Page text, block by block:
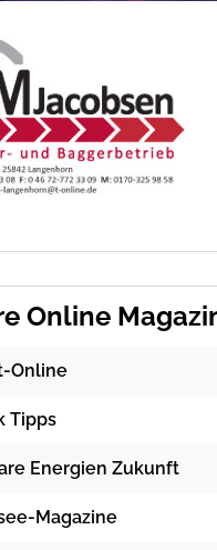
Online
Online
Tipps
Energien Zukunft
Magazine